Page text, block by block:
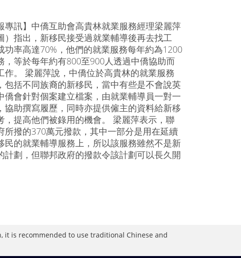
專訊】中僑互助會高貴林就業服務經理梁麗萍
）指出，新移民接受過就業輔導後再去找工
功率高達70%，他們的就業服務每年約為1200
，等於每年約有800至900人透過中僑協助而
作。 梁麗萍說，中僑位於高貴林的就業服務
包括不同族裔的新移民，當中有些是不會說英
僑會針對個案建立檔案，由就業輔導員一對一
協助撰寫履歷，同時亦提供僱主的資料給新移
，提高他們被錄用的機會。 梁麗萍表示，聯
所撥的370萬元撥款，其中一部分是用在延續
民的就業輔導服務上，所以該服務雖然不是新
計劃，但聯邦政府的撥款令該計劃可以長久開
is recommended to use traditional Chinese and